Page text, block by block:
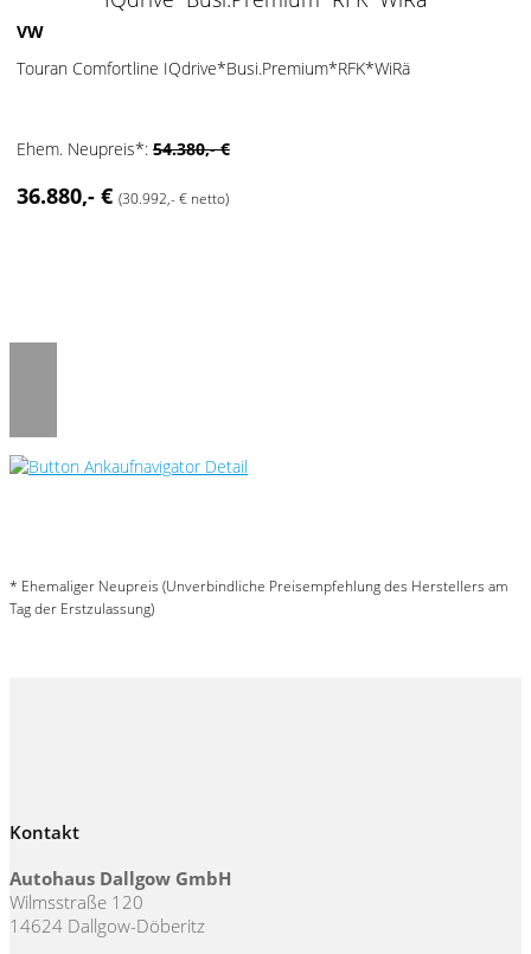
2
VW
Touran Comfortline IQdrive*Busi.Premium*RFK*WiRä
Ehem. Neupreis*: 54.380,- €
36.880,- € (30.992,- € netto)
* Ehemaliger Neupreis (Unverbindliche Preisempfehlung des Herstellers am
Tag der Erstzulassung)
Kontakt
Autohaus Dallgow GmbH
Wilmsstraße 120
14624 Dallgow-Döberitz